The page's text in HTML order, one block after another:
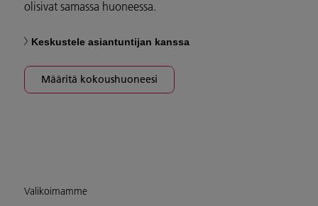
olisivat samassa huoneessa.
Keskustele asiantuntijan kanssa
Määritä kokoushuoneesi
Valikoimamme